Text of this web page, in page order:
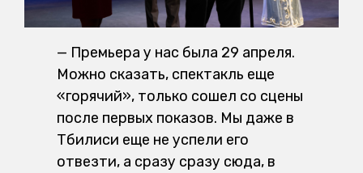
— Премьера у нас была 29 апреля.
Можно сказать, спектакль еще
«горячий», только сошел со сцены
после первых показов. Мы даже в
Тбилиси еще не успели его
отвезти, а сразу сразу сюда, в